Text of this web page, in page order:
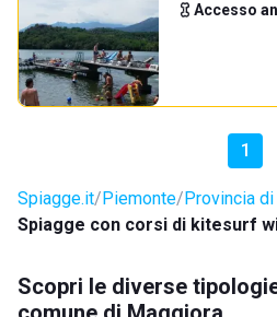
Accesso
1
Spiagge.it Piemonte Provincia
Spiagge con corsi di kitesurf
Scopri le diverse